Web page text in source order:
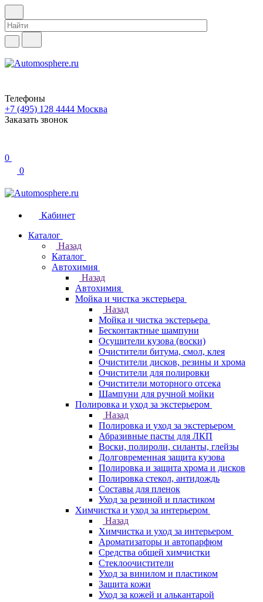
Телефоны
+7 (495) 128 4444 Москва
Заказать звонок
0
0
Кабинет
Каталог
Назад
Каталог
Автохимия
Назад
Автохимия
Мойка и чистка экстерьера
Назад
Мойка и чистка экстерьера
Бесконтактные шампуни
Осушители кузова (воски)
Очистители битума, смол, клея
Очистители дисков, резины и хрома
Очистители для полировки
Очистители моторного отсека
Шампуни для ручной мойки
Полировка и уход за экстерьером
Назад
Полировка и уход за экстерьером
Абразивные пасты для ЛКП
Воски, полироли, силанты, глейзы
Долговременная защита кузова
Полировка и защита хрома и дисков
Полировка стекол, антидождь
Составы для пленок
Уход за резиной и пластиком
Химчистка и уход за интерьером
Назад
Химчистка и уход за интерьером
Ароматизаторы и автопарфюм
Средства общей химчистки
Стеклоочистители
Уход за винилом и пластиком
Защита кожи
Уход за кожей и алькантарой